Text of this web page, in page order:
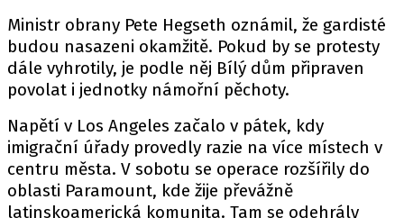
Ministr obrany Pete Hegseth oznámil, že gardisté
budou nasazeni okamžitě. Pokud by se protesty
dále vyhrotily, je podle něj Bílý dům připraven
povolat i jednotky námořní pěchoty.
Napětí v Los Angeles začalo v pátek, kdy
imigrační úřady provedly razie na více místech v
centru města. V sobotu se operace rozšířily do
oblasti Paramount, kde žije převážně
latinskoamerická komunita. Tam se odehrály